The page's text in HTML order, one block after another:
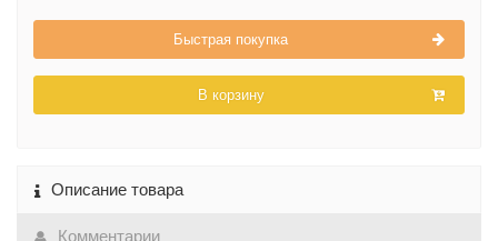
Быстрая покупка
В корзину
Описание товара
Комментарии